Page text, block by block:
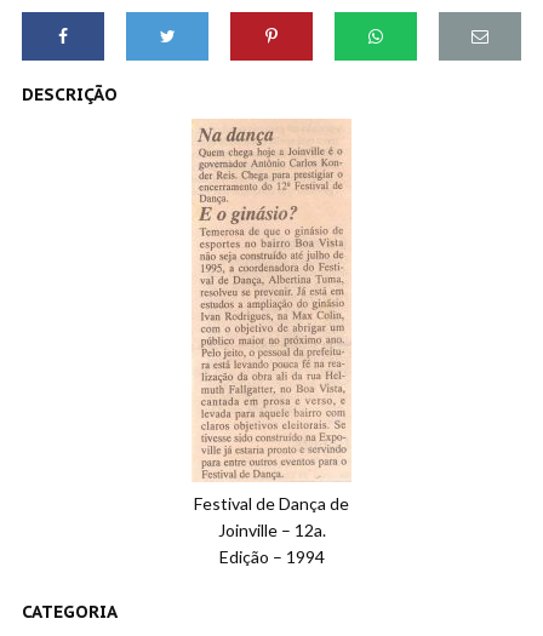
DESCRIÇÃO
Festival de Dança de
Joinville – 12a.
Edição – 1994
CATEGORIA